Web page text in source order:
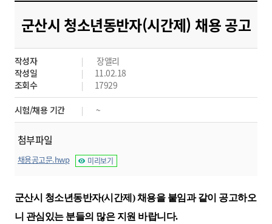
도
시
군
산
군산시 청소년동반자(시간제) 채용 공고
작성자
장앨리
작성일
11.02.18
조회수
17929
시험/채용 기간 ~
첨부파일
채용공고문.hwp 미리보기
군산시 청소년동반자(시간제) 채용을 붙임과 같이 공고하오
니 관심있는 분들의 많은 지원 바랍니다.